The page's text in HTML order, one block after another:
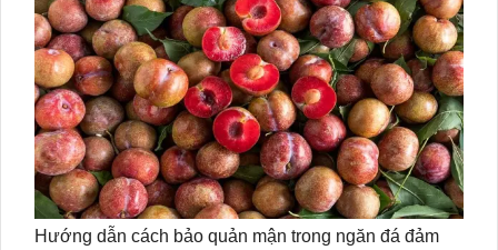
Hướng dẫn cách bảo quản mận trong ngăn đá đảm